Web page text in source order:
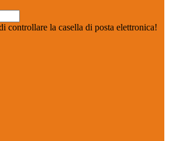
controllare la casella di posta elettronica!